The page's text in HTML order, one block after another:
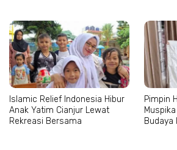
Islamic Relief Indonesia Hibur
Anak Yatim Cianjur Lewat
Rekreasi Bersama
Pimpin
Budaya